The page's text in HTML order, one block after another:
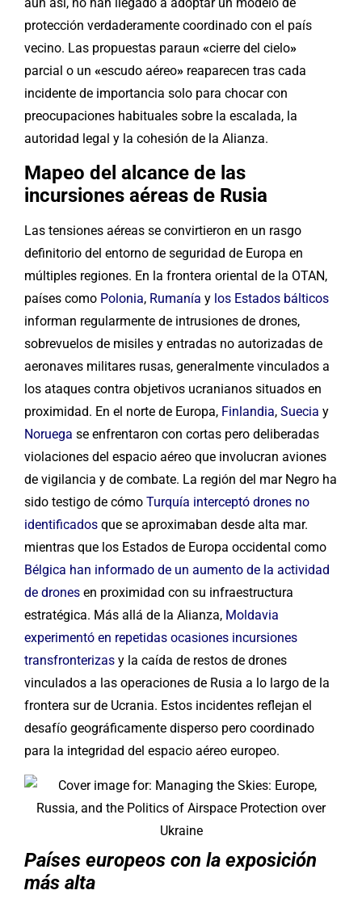
protección verdaderamente coordinado con el país
vecino. Las propuestas paraun «cierre del cielo»
parcial o un «escudo aéreo» reaparecen tras cada
incidente de importancia solo para chocar con
preocupaciones habituales sobre la escalada, la
autoridad legal y la cohesión de la Alianza.
Mapeo del alcance de las
incursiones aéreas de Rusia
Las tensiones aéreas se convirtieron en un rasgo
definitorio del entorno de seguridad de Europa en
múltiples regiones. En la frontera oriental de la OTAN,
países como Polonia, Rumanía y los Estados bálticos
informan regularmente de intrusiones de drones,
sobrevuelos de misiles y entradas no autorizadas de
aeronaves militares rusas, generalmente vinculados a
los ataques contra objetivos ucranianos situados en
proximidad. En el norte de Europa, Finlandia, Suecia y
Noruega se enfrentaron con cortas pero deliberadas
violaciones del espacio aéreo que involucran aviones
de vigilancia y de combate. La región del mar Negro ha
sido testigo de cómo Turquía interceptó drones no
identificados que se aproximaban desde alta mar.
mientras que los Estados de Europa occidental como
Bélgica han informado de un aumento de la actividad
de drones en proximidad con su infraestructura
estratégica. Más allá de la Alianza, Moldavia
experimentó en repetidas ocasiones incursiones
transfronterizas y la caída de restos de drones
vinculados a las operaciones de Rusia a lo largo de la
frontera sur de Ucrania. Estos incidentes reflejan el
desafío geográficamente disperso pero coordinado
para la integridad del espacio aéreo europeo.
Países europeos con la exposición
más alta